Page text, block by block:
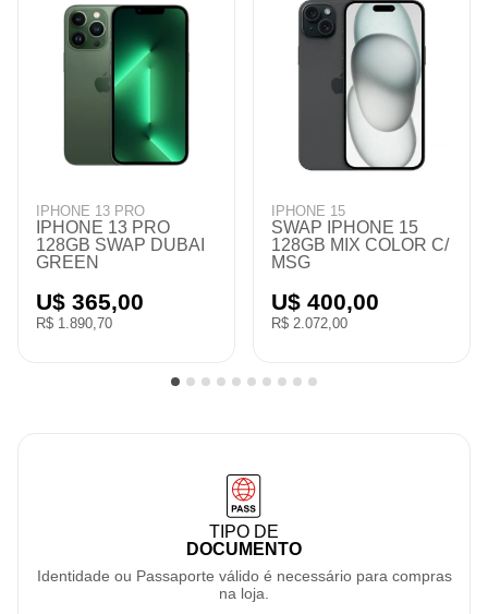
IPHONE 13 PRO
IPHONE 13 PRO
256GB SWAP DUBAI
BLUE
U$ 400,00
R$ 2.072,00
IPHONE 14 PRO
IPHONE 14 PRO
128GB SWAP DUBAI
U$ 428,00
R$ 2.217,04
TIPO DE
DOCUMENTO
Identidade ou Passaporte válido é necessário para compras
na loja.